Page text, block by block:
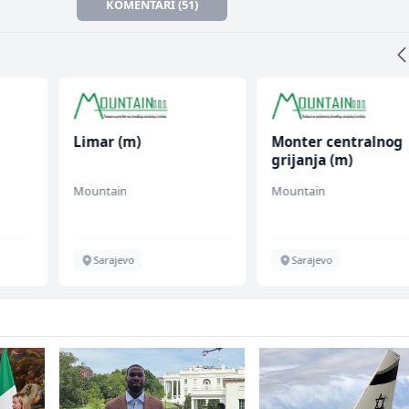
KOMENTARI (51)
Limar (m)
Mountain
Sarajevo
Monter centralnog
grijanja (m)
Mountain
Sarajevo